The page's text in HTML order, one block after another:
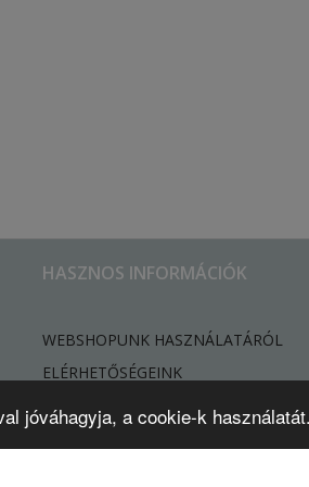
jóváhagyja, a cookie-k használatát.
HASZNOS INFORMÁCIÓK
WEBSHOPUNK HASZNÁLATÁRÓL
ELÉRHETŐSÉGEINK